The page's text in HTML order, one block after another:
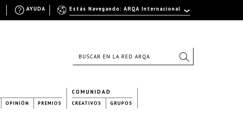
OPINIÓN PREMIOS
COMUNIDAD
CREATIVOS GRUPOS
Estás Navegando: ARQA Internacional
AYUDA